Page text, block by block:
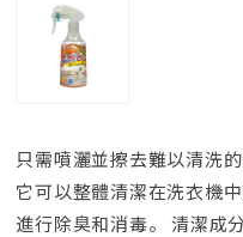
只需噴灑並擦去難以清洗
它可以整體清潔在洗衣機
進行除臭和消毒。 清潔成